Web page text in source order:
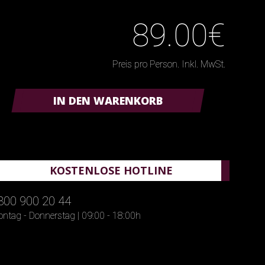
89.00€
Preis pro Person. Inkl. MwSt.
IN DEN WARENKORB
KOSTENLOSE HOTLINE
900 20 44
- Donnerstag | 09:00 - 18:00h